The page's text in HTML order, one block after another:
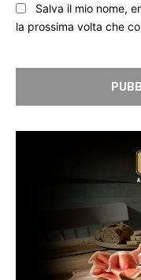
Salva il mio nome,
la prossima volta che